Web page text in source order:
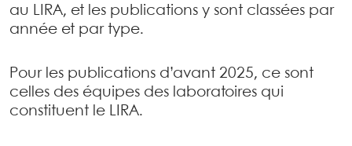
au LIRA, et les publications y sont classées par
année et par type.
Pour les publications d’avant 2025, ce sont
celles des équipes des laboratoires qui
constituent le LIRA.